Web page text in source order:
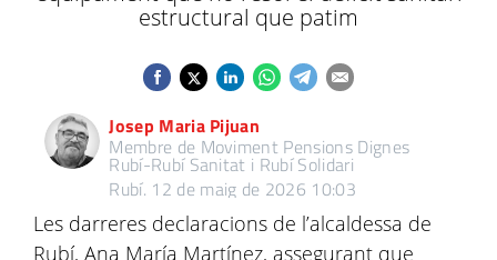
estructural que patim
Josep Maria Pijuan
Membre de Moviment Pensions Dignes
Rubí-Rubí Sanitat i Rubí Solidari
Rubí. 12 de maig de 2026 10:03
Les darreres declaracions de l’alcaldessa de
Rubí, Ana María Martínez, assegurant que